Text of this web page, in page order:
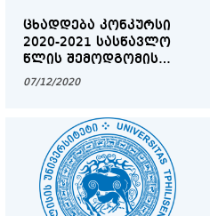
ᲪᲮᲐᲓᲓᲔᲑᲐ ᲙᲝᲜᲙᲣᲠᲡᲘ
2020-2021 ᲡᲐᲡᲬᲐᲕᲚᲝ
ᲬᲚᲘᲡ ᲨᲔᲛᲝᲓᲒᲝᲛᲘᲡ
ᲡᲔᲛᲔᲡᲢᲠᲨᲘ ᲞᲠᲝᲒᲠᲐᲛᲘᲡ
ᲡᲢᲣᲓᲔᲜᲢᲔᲑᲡ“
ᲤᲐᲠᲒᲚᲔᲑᲨᲘ
ᲡᲢᲘᲞᲔᲜᲓᲘᲘᲡ
ᲛᲝᲡᲐᲞᲝᲕᲔᲑᲚᲐᲓ
07/12/2020